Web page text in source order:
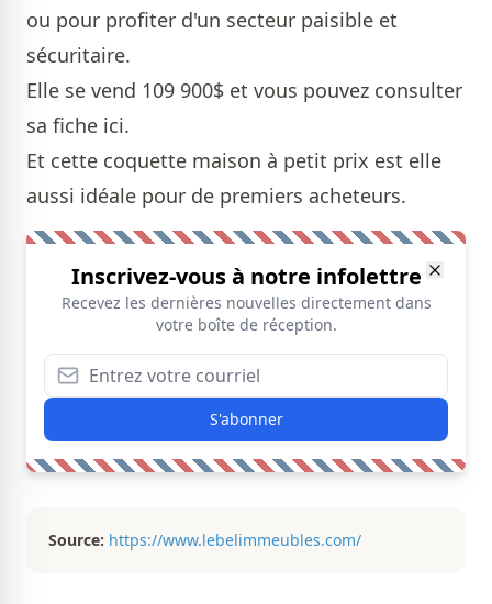
ou pour profiter d'un secteur paisible et
sécuritaire.
Elle se vend 109 900$ et vous pouvez consulter
sa fiche ici.
Et cette coquette maison à petit prix est elle
aussi idéale pour de premiers acheteurs.
Inscrivez-vous à notre infolettre
Recevez les dernières nouvelles directement dans
votre boîte de réception.
S'abonner
Source: https://www.lebelimmeubles.com/